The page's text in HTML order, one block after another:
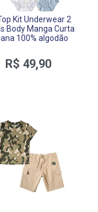
Kit Underwear 2
Body Manga Curta
100% algodão
R$ 49,90